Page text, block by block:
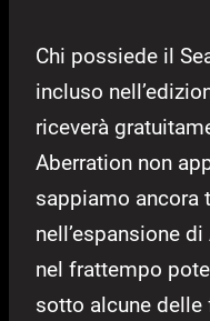
Chi possiede il
incluso
riceverà
Aberration non
sappiamo ancora
nell’espansione
nel frattempo
sotto alcune